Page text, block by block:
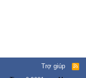
Trợ giúp
R